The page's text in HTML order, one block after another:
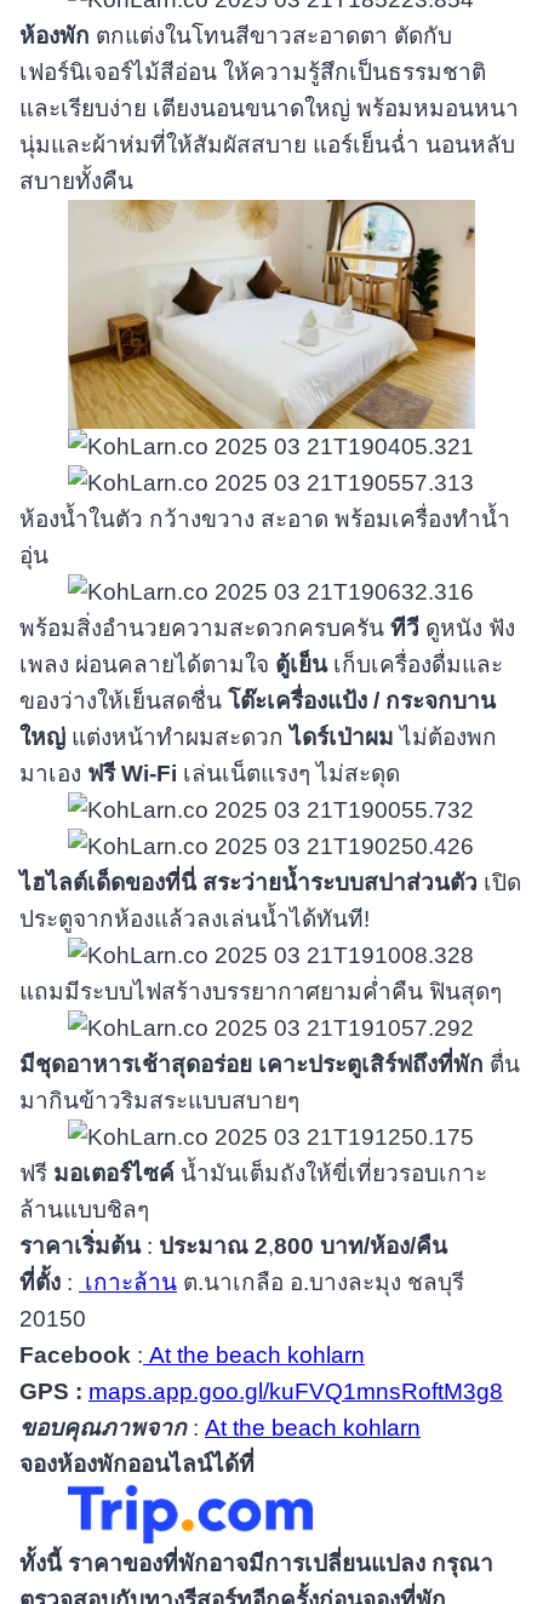
ห้องพัก ตกแต่งในโทนสีขาวสะอาดตา ตัดกับ
เฟอร์นิเจอร์ไม้สีอ่อน ให้ความรู้สึกเป็นธรรมชาติ
และเรียบง่าย เตียงนอนขนาดใหญ่ พร้อมหมอนหนา
นุ่มและผ้าห่มที่ให้สัมผัสสบาย แอร์เย็นฉ่ำ นอนหลับ
สบายทั้งคืน
ห้องน้ำในตัว กว้างขวาง สะอาด พร้อมเครื่องทำน้ำ
อุ่น
พร้อมสิ่งอำนวยความสะดวกครบครัน ทีวี ดูหนัง ฟัง
เพลง ผ่อนคลายได้ตามใจ ตู้เย็นเก็บเครื่องดื่มและ
ของว่างให้เย็นสดชื่น โต๊ะเครื่องแป้ง / กระจกบาน
ใหญ่ แต่งหน้าทำผมสะดวกไดร์เป่าผม ไม่ต้องพก
มาเอง ฟรี Wi-Fi เล่นเน็ตแรงๆ ไม่สะดุด
ไฮไลต์เด็ดของที่นี่ สระว่ายน้ำระบบสปาส่วนตัว เปิด
ประตูจากห้องแล้วลงเล่นน้ำได้ทันที!
แถมมีระบบไฟสร้างบรรยากาศยามค่ำคืน ฟินสุดๆ
มีชุดอาหารเช้าสุดอร่อย เคาะประตูเสิร์ฟถึงที่พัก ตื่น
มากินข้าวริมสระแบบสบายๆ
ฟรี มอเตอร์ไซค์ น้ำมันเต็มถังให้ขี่เที่ยวรอบเกาะ
ล้านแบบชิลๆ
ราคาเริ่มต้น: ประมาณ 2,800 บาท/ห้อง/คืน
ที่ตั้ง : เกาะล้าน ต.นาเกลือ อ.บางละมุง ชลบุรี
20150
Facebook : At the beach kohlarn
GPS : maps.app.goo.gl/kuFVQ1mnsRoftM3g8
ขอบคุณภาพจาก: At the beach kohlarn
จองห้องพักออนไลน์ได้ที่
ทั้งนี้ ราคาของที่พักอาจมีการเปลี่ยนแปลง กรุณา